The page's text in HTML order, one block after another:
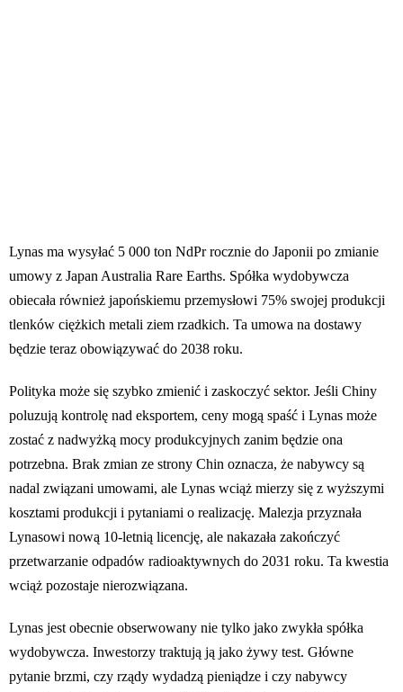
Lynas ma wysyłać 5 000 ton NdPr rocznie do Japonii po zmianie
umowy z Japan Australia Rare Earths. Spółka wydobywcza
obiecała również japońskiemu przemysłowi 75% swojej produkcji
tlenków ciężkich metali ziem rzadkich. Ta umowa na dostawy
będzie teraz obowiązywać do 2038 roku.
Polityka może się szybko zmienić i zaskoczyć sektor. Jeśli Chiny
poluzują kontrolę nad eksportem, ceny mogą spaść i Lynas może
zostać z nadwyżką mocy produkcyjnych zanim będzie ona
potrzebna. Brak zmian ze strony Chin oznacza, że nabywcy są
nadal związani umowami, ale Lynas wciąż mierzy się z wyższymi
kosztami produkcji i pytaniami o realizację. Malezja przyznała
Lynasowi nową 10-letnią licencję, ale nakazała zakończyć
przetwarzanie odpadów radioaktywnych do 2031 roku. Ta kwestia
wciąż pozostaje nierozwiązana.
Lynas jest obecnie obserwowany nie tylko jako zwykła spółka
wydobywcza. Inwestorzy traktują ją jako żywy test. Główne
pytanie brzmi, czy rządy wydadzą pieniądze i czy nabywcy